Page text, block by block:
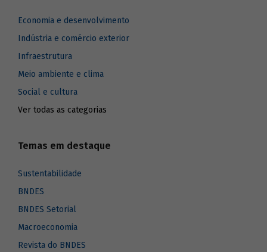
Economia e desenvolvimento
Indústria e comércio exterior
Infraestrutura
Meio ambiente e clima
Social e cultura
Ver todas as categorias
Temas em destaque
Sustentabilidade
BNDES
BNDES Setorial
Macroeconomia
Revista do BNDES